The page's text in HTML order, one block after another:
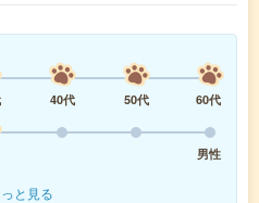
40代 50代
60代
男性
と見る